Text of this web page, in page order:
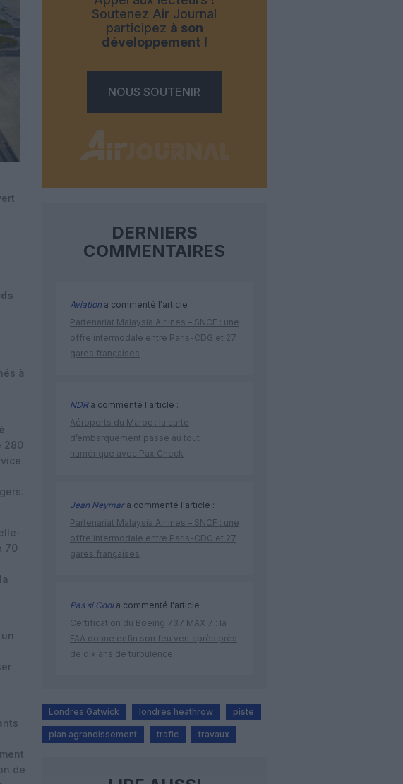
à
280
70
de
Soutenez Air Journal
participez à son
développement !
NOUS SOUTENIR
DERNIERS
COMMENTAIRES
Aviation a commenté l'article :
Partenariat Malaysia Airlines – SNCF : une
offre intermodale entre Paris-CDG et 27
gares françaises
NDRa commenté l'article :
Aéroports du Maroc : la carte
d’embarquement passe au tout
numérique avec Pax Check
Jean Neymara commenté l'article :
Partenariat Malaysia Airlines – SNCF : une
offre intermodale entre Paris-CDG et 27
gares françaises
Pas si Coola commenté l'article :
Certification du Boeing 737 MAX 7 : la
FAA donne enfin son feu vert après près
de dix ans de turbulence
Londres Gatwick londres heathrow piste
plan agrandissement trafic travaux